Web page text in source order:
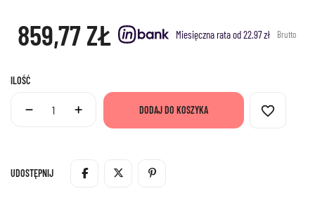
859,77 ZŁ Miesięczna rata od 22.97 zł Brutto
ILOŚĆ
DODAJ DO KOSZYKA favorite_border
UDOSTĘPNIJ